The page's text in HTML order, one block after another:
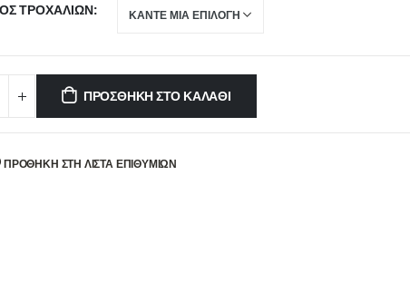
ΤΡΟΧΑΛΙΏΝ
ΠΡΟΣΘΉΚΗ ΣΤΟ ΚΑΛΆΘΙ
ΠΡΌΘΉΚΗ ΣΤΗ ΛΊΣΤΑ ΕΠΙΘΥΜΙΏΝ